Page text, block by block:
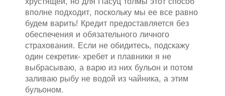
вполне подходит, поскольку мы ее все равно
будем варить! Кредит предоставляется без
обеспечения и обязательного личного
страхования. Если не обидитесь, подскажу
один секретик- хребет и плавники я не
выбрасываю, а варю из них бульон и потом
заливаю рыбу не водой из чайника, а этим
бульоном.